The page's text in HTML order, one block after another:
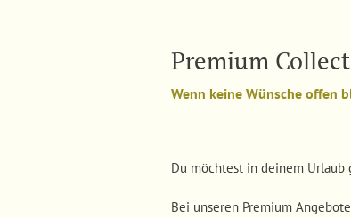
Premium
Wenn keine Wünsche offen
Du möchtest in deinem Urlaub
Bei unseren Premium